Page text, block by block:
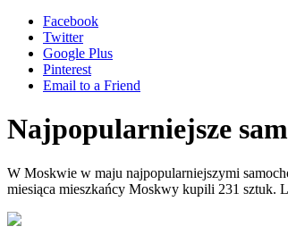
Facebook
Twitter
Google Plus
Pinterest
Email to a Friend
Najpopularniejsze
W Moskwie w maju najpopularniejszymi
miesiąca mieszkańcy Moskwy kupili 231 sztuk.